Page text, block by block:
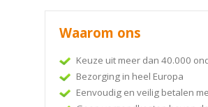
Waarom ons
Keuze uit meer dan 40.000
Bezorging in heel Europa
Eenvoudig en veilig betalen